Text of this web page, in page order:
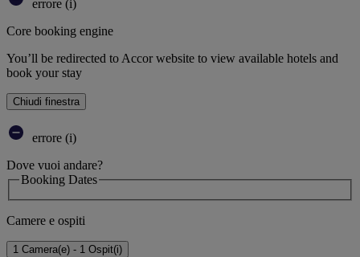
errore (i)
Core booking engine
You’ll be redirected to Accor website to view available hotels and
book your stay
Chiudi finestra
errore (i)
Dove vuoi andare?
Booking Dates
Camere e ospiti
1 Camera(e) - 1 Ospit(i)